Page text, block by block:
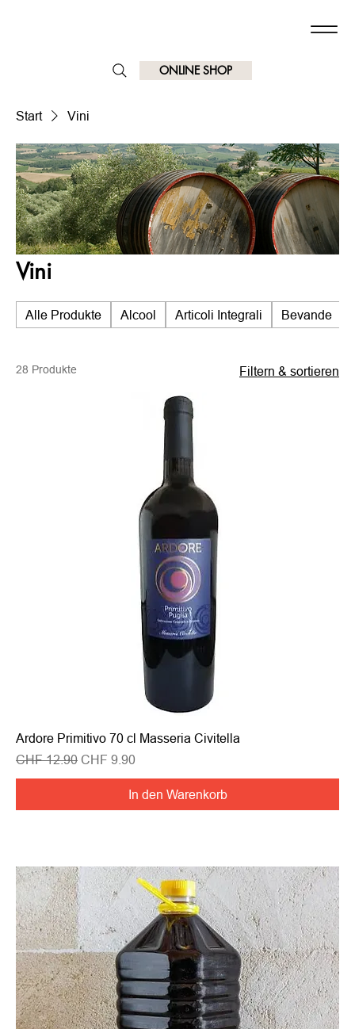
ONLINE SHOP
Start Vini
Vini
Alle Produkte Alcool Articoli Integrali Bevande
28 Produkte Filtern & sortieren
Ardore Primitivo 70 cl Masseria Civitella
Standardpreis
CHF 12.90 Sale-Preis
CHF 9.90
In den Warenkorb